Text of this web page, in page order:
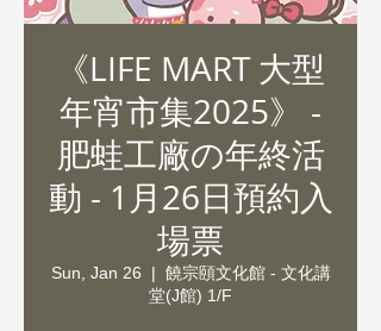
《LIFE MART 大型
年宵市集2025》 -
肥蛙工廠の年終活
動 - 1月26日預約入
場票
Sun, Jan 26
  |
饒宗頤文化館 - 文化講
堂(J館) 1/F